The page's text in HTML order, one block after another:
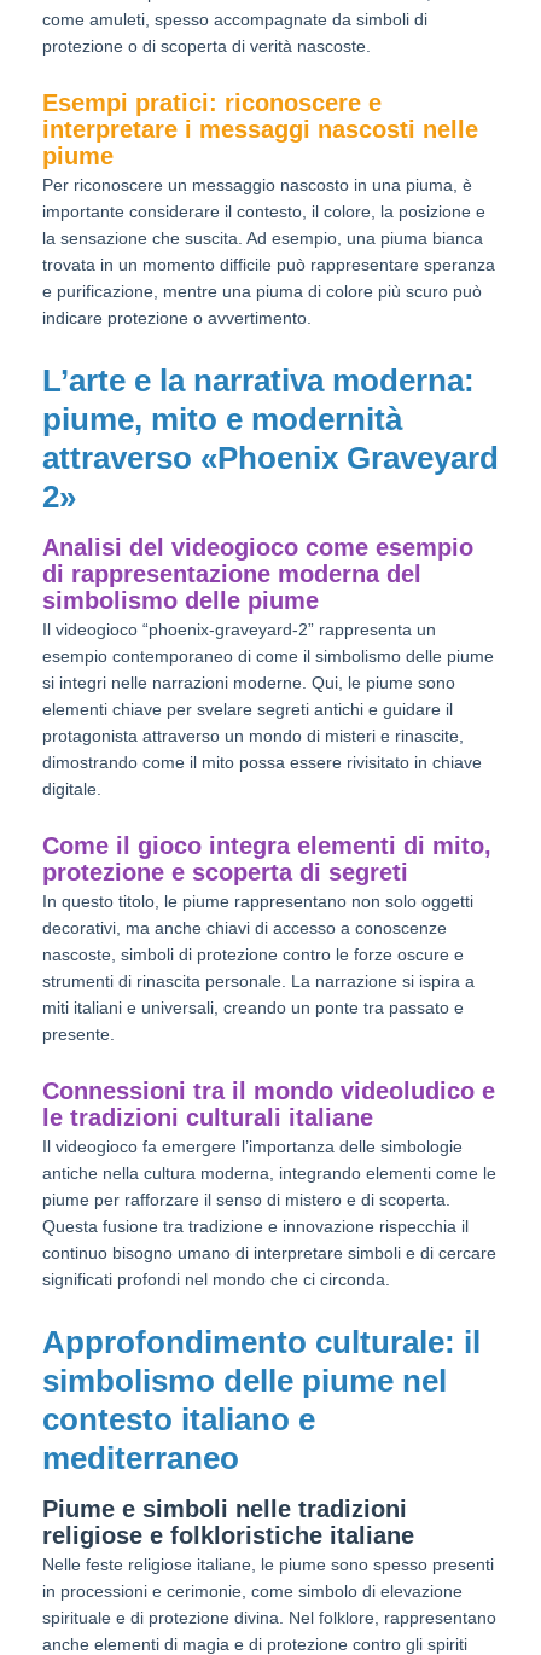
come amuleti, spesso accompagnate da simboli di
protezione o di scoperta di verità nascoste.
Esempi pratici: riconoscere e
interpretare i messaggi nascosti nelle
piume
Per riconoscere un messaggio nascosto in una piuma, è
importante considerare il contesto, il colore, la posizione e
la sensazione che suscita. Ad esempio, una piuma bianca
trovata in un momento difficile può rappresentare speranza
e purificazione, mentre una piuma di colore più scuro può
indicare protezione o avvertimento.
L’arte e la narrativa moderna:
piume, mito e modernità
attraverso «Phoenix Graveyard
2»
Analisi del videogioco come esempio
di rappresentazione moderna del
simbolismo delle piume
Il videogioco “phoenix-graveyard-2” rappresenta un
esempio contemporaneo di come il simbolismo delle piume
si integri nelle narrazioni moderne. Qui, le piume sono
elementi chiave per svelare segreti antichi e guidare il
protagonista attraverso un mondo di misteri e rinascite,
dimostrando come il mito possa essere rivisitato in chiave
digitale.
Come il gioco integra elementi di mito,
protezione e scoperta di segreti
In questo titolo, le piume rappresentano non solo oggetti
decorativi, ma anche chiavi di accesso a conoscenze
nascoste, simboli di protezione contro le forze oscure e
strumenti di rinascita personale. La narrazione si ispira a
miti italiani e universali, creando un ponte tra passato e
presente.
Connessioni tra il mondo videoludico e
le tradizioni culturali italiane
Il videogioco fa emergere l’importanza delle simbologie
antiche nella cultura moderna, integrando elementi come le
piume per rafforzare il senso di mistero e di scoperta.
Questa fusione tra tradizione e innovazione rispecchia il
continuo bisogno umano di interpretare simboli e di cercare
significati profondi nel mondo che ci circonda.
Approfondimento culturale: il
simbolismo delle piume nel
contesto italiano e
mediterraneo
Piume e simboli nelle tradizioni
religiose e folkloristiche italiane
Nelle feste religiose italiane, le piume sono spesso presenti
in processioni e cerimonie, come simbolo di elevazione
spirituale e di protezione divina. Nel folklore, rappresentano
anche elementi di magia e di protezione contro gli spiriti